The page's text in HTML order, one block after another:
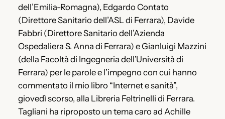
dell’Emilia-Romagna), Edgardo Contato
(Direttore Sanitario dell’ASL di Ferrara), Davide
Fabbri (Direttore Sanitario dell’Azienda
Ospedaliera S. Anna di Ferrara) e Gianluigi Mazzini
(della Facoltà di Ingegneria dell’Università di
Ferrara) per le parole e l’impegno con cui hanno
commentato il mio libro “Internet e sanità”,
giovedì scorso, alla Libreria Feltrinelli di Ferrara.
Tagliani ha riproposto un tema caro ad Achille